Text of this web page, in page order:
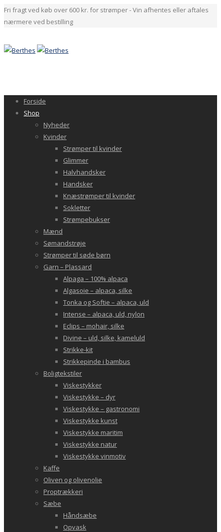
Fri fragt ved køb over 600 kr. for strømper - Vin afhentes eller aftales
nærmere ved bestilling
Forside
Shop
Nyheder
Kvinder
Strømper til kvinder
Glimmer
Halvhandsker
Handsker
Knæstrømper til kvinder
Sokletter
Strømpebukser
Mænd
Sømandstrøje
Strømper til søde børn
Garn – Plassard
Alpaga – 100% alpaca
Algasoie – alpaca, silke
Tonka og Softie – alpaca, uld
Intense – alpaca, uld, nylon
Eclips – mohair, silke
Divine – uld, silke, kameluld
Strikke-kit
Strikkepinde i bambus
Boligtekstiler
Viskestykker
Viskestykke – dyr
Viskestykke – gastronomi
Viskestykke kunst
Viskestykke maritim
Viskestykke natur
Viskestykke vinmotiv
Kaffe
Oliven og olivenolie
Proptrækkeri
Sæbe
Håndsæbe
Opvask